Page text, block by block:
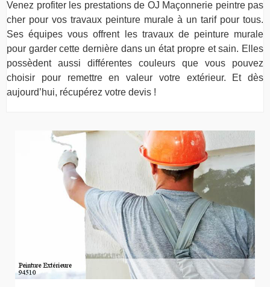
Venez profiter les prestations de OJ Maçonnerie peintre pas
cher pour vos travaux peinture murale à un tarif pour tous.
Ses équipes vous offrent les travaux de peinture murale
pour garder cette dernière dans un état propre et sain. Elles
possèdent aussi différentes couleurs que vous pouvez
choisir pour remettre en valeur votre extérieur. Et dès
aujourd’hui, récupérez votre devis !